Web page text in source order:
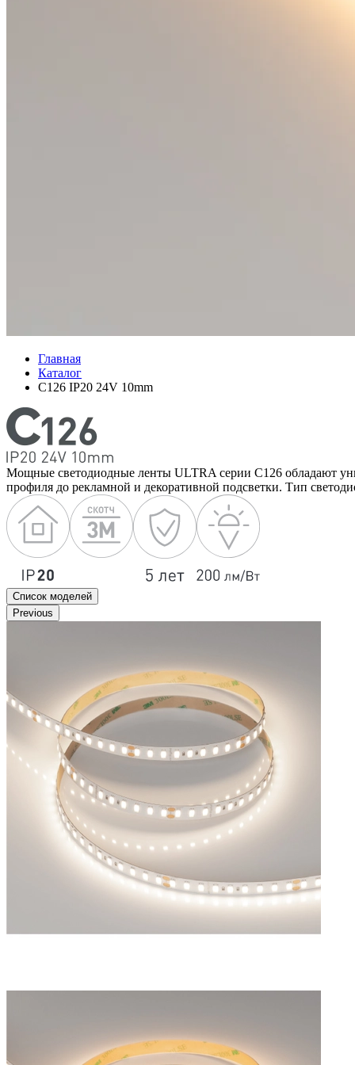
Главная
Каталог
C126 IP20 24V 10mm
Мощные светодиодные ленты ULTRA серии C126 обладают
профиля до рекламной и декоративной подсветки. Тип
Список моделей
Previous